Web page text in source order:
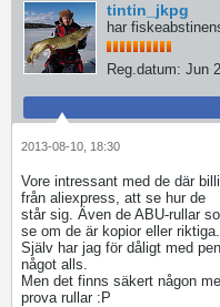
tintin_jkpg
har
Reg.datum: Jun
2013-08-10, 18:30
Vore intressant med de där
från aliexpress, att se hur de
står sig. Även de ABU-rullar
se om de är kopior eller riktiga.
Själv har jag för dåligt med
något alls.
Men det finns säkert någon
prova rullar :P